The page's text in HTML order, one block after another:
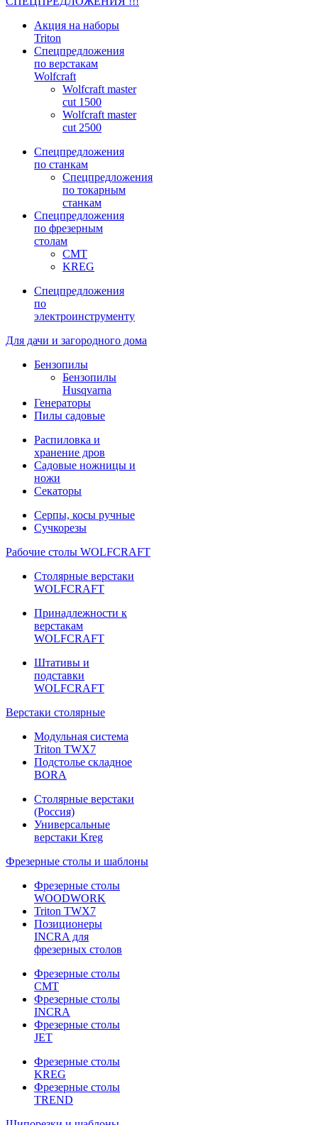
Акция на наборы
Triton
Спецпредложения
по верстакам
Wolfcraft
Wolfcraft master
cut 1500
Wolfcraft master
cut 2500
Спецпредложения
по станкам
Спецпредложения
по токарным
станкам
Спецпредложения
по фрезерным
столам
CMT
KREG
Спецпредложения
по
электроинструменту
Для дачи и загородного дома
Бензопилы
Бензопилы
Husqvarna
Генераторы
Пилы садовые
Распиловка и
хранение дров
Садовые ножницы и
ножи
Секаторы
Серпы, косы ручные
Сучкорезы
Рабочие столы WOLFCRAFT
Столярные верстаки
WOLFCRAFT
Принадлежности к
верстакам
WOLFCRAFT
Штативы и
подставки
WOLFCRAFT
Верстаки столярные
Модульная система
Triton TWX7
Подстолье складное
BORA
Столярные верстаки
(Россия)
Универсальные
верстаки Kreg
Фрезерные столы и шаблоны
Фрезерные столы
WOODWORK
Triton TWX7
Позиционеры
INCRA для
фрезерных столов
Фрезерные столы
CMT
Фрезерные столы
INCRA
Фрезерные столы
JET
Фрезерные столы
KREG
Фрезерные столы
TREND